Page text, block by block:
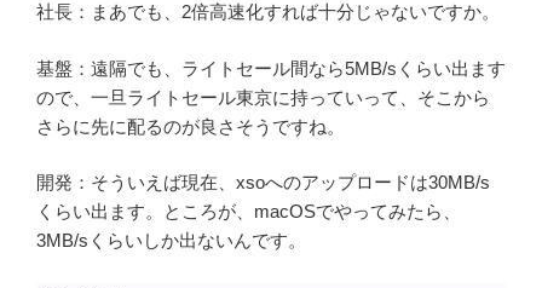
社長：まあでも、2倍高速化すれば十分じゃないですか。
基盤：遠隔でも、ライトセール間なら5MB/sくらい出ます
ので、一旦ライトセール東京に持っていって、そこから
さらに先に配るのが良さそうですね。
開発：そういえば現在、xsoへのアップロードは30MB/s
くらい出ます。ところが、macOSでやってみたら、
3MB/sくらいしか出ないんです。